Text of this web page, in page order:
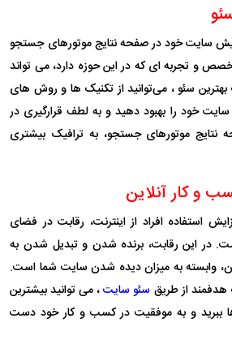
سایت خود در صفحه نتایج موتورهای جستجو
و تجربه‌ ای که در این حوزه دارد، می‌ تواند
سئو ، می‌توانید از تکنیک‌ ها و روش‌ های
سایت خود را بهبود دهید و به لطف قرارگیری در
نتایج موتورهای جستجو، به ترافیک بیشتری
و کار آنلاین
استفاده افراد از اینترنت، رقابت در فضای
در این رقابت، برنده شدن و تبدیل شدن به
وابسته به میزان دیده شدن سایت شما است.
هدفمند از طریق سئو سایت، می‌ توانید بیشترین
ببرید و به موفقیت در کسب و کار خود دست